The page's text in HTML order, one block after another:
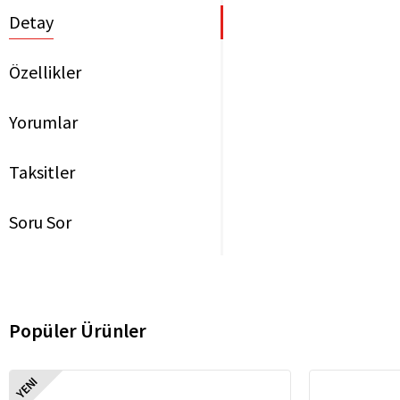
Detay
Özellikler
Yorumlar
Taksitler
Soru Sor
Popüler Ürünler
YENI